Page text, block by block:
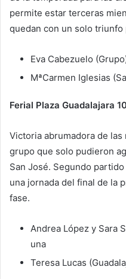
permite estar terceras
quedan con un solo triunfo
Eva Cabezuelo
MªCarmen Iglesias
Ferial Plaza Guadalajara
Victoria abrumadora de
grupo que solo pudieron
San José. Segundo
una jornada del final de la
fase.
Andrea López y Sara
una
Teresa Lucas